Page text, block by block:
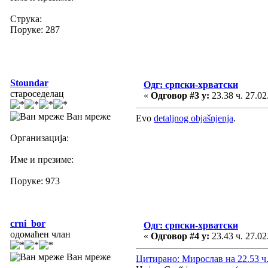
Струка:
Поруке: 287
Stoundar
староседелац
Ван мреже
Организација:
Име и презиме:
Поруке: 973
Одг: српски-хрватски
« Одговор #3 у: 23.38 ч.
Evo detaljnog objašnjenja.
crni_bor
одомаћен члан
Ван мреже
Одг: српски-хрватски
« Одговор #4 у: 23.43 ч.
Цитирано: Мирослав на 22.53